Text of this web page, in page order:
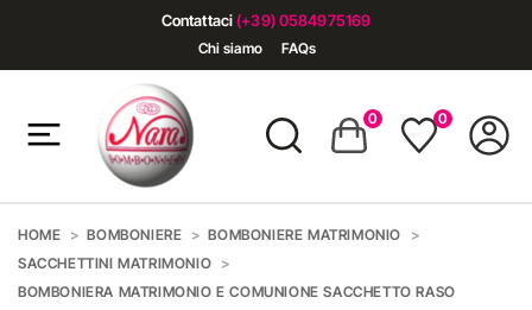
Contattaci (+39) 0584975169
Chi siamo FAQs
0 0
HOME BOMBONIERE
BOMBONIERE MATRIMONIO
SACCHETTINI MATRIMONIO
BOMBONIERA MATRIMONIO E COMUNIONE SACCHETTO RASO